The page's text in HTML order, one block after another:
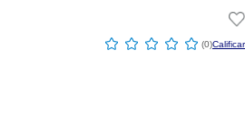
☆ ☆ ☆ ☆ ☆ (0)